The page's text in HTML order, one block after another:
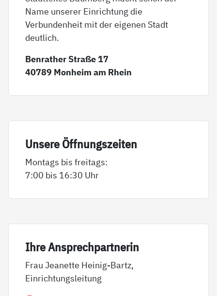
Name unserer Einrichtung die
Verbundenheit mit der eigenen Stadt
deutlich.
Benrather Straße 17
40789 Monheim am Rhein
Un­se­re Öff­nungs­zei­ten
Montags bis freitags:
7:00 bis 16:30 Uhr
Ih­re An­sp­rech­part­ne­rin
Frau Jeanette Heinig-Bartz,
Einrichtungsleitung